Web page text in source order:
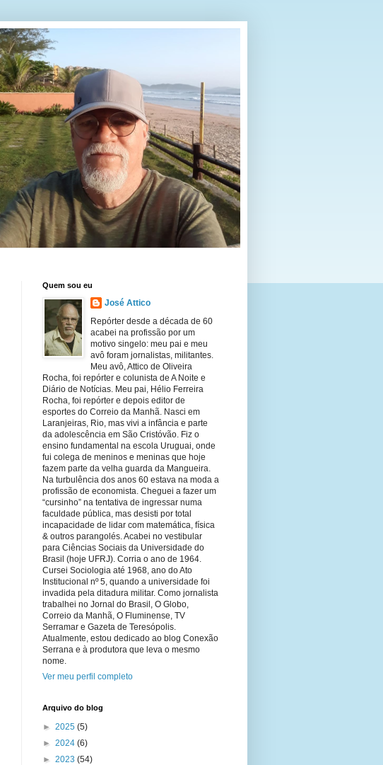
Quem sou eu
José Attico
Repórter desde a década de 60
acabei na profissão por um
motivo singelo: meu pai e meu
avô foram jornalistas, militantes.
Meu avô, Attico de Oliveira
Rocha, foi repórter e colunista de A Noite e
Diário de Notícias. Meu pai, Hélio Ferreira
Rocha, foi repórter e depois editor de
esportes do Correio da Manhã. Nasci em
Laranjeiras, Rio, mas vivi a infância e parte
da adolescência em São Cristóvão. Fiz o
ensino fundamental na escola Uruguai, onde
fui colega de meninos e meninas que hoje
fazem parte da velha guarda da Mangueira.
Na turbulência dos anos 60 estava na moda a
profissão de economista. Cheguei a fazer um
“cursinho” na tentativa de ingressar numa
faculdade pública, mas desisti por total
incapacidade de lidar com matemática, física
& outros parangolés. Acabei no vestibular
para Ciências Sociais da Universidade do
Brasil (hoje UFRJ). Corria o ano de 1964.
Cursei Sociologia até 1968, ano do Ato
Institucional nº 5, quando a universidade foi
invadida pela ditadura militar. Como jornalista
trabalhei no Jornal do Brasil, O Globo,
Correio da Manhã, O Fluminense, TV
Serramar e Gazeta de Teresópolis.
Atualmente, estou dedicado ao blog Conexão
Serrana e à produtora que leva o mesmo
nome.
Ver meu perfil completo
Arquivo do blog
► 2025 (5)
► 2024 (6)
► 2023 (54)